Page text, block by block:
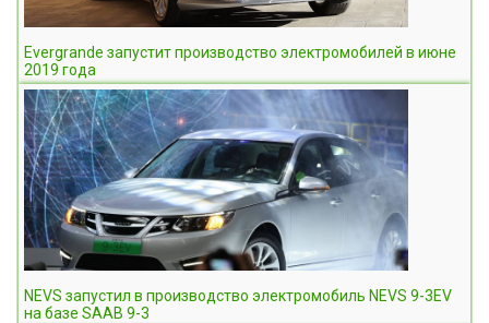
Evergrande запустит производство электромобилей в июне
2019 года
NEVS запустил в производство электромобиль NEVS 9-3EV
на базе SAAB 9-3